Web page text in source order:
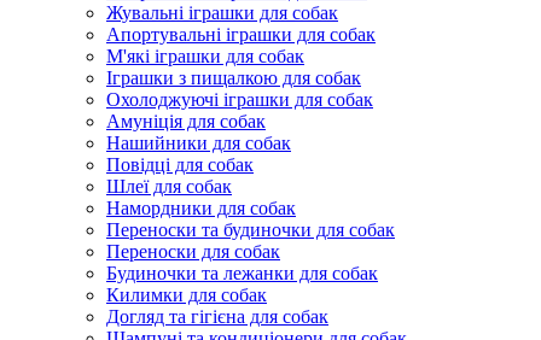
Жувальні іграшки для собак
Апортувальні іграшки для собак
М'які іграшки для собак
Іграшки з пищалкою для собак
Охолоджуючі іграшки для собак
Амуніція для собак
Нашийники для собак
Повідці для собак
Шлеї для собак
Намордники для собак
Переноски та будиночки для собак
Переноски для собак
Будиночки та лежанки для собак
Килимки для собак
Догляд та гігієна для собак